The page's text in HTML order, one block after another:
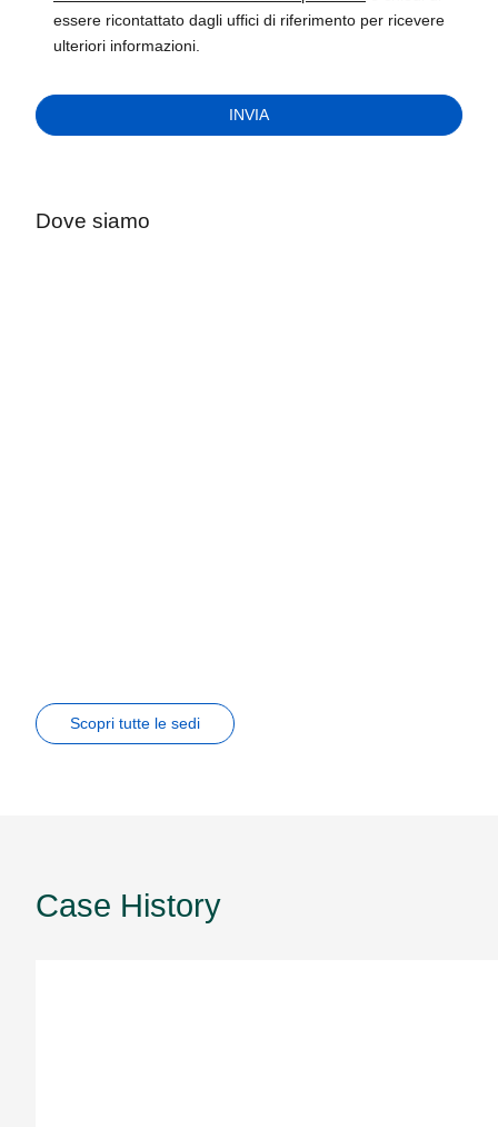
essere ricontattato dagli uffici di riferimento per ricevere
ulteriori informazioni.
Dove siamo
Scopri tutte le sedi
Case History